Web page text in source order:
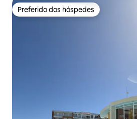
Preferido dos hóspedes
Preferido dos hóspedes